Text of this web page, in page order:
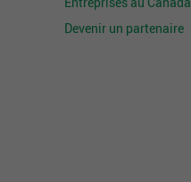
Devenir un partenaire